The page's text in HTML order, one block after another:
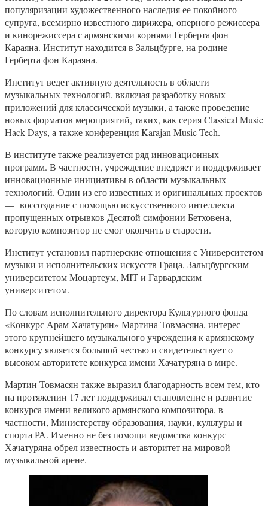
популяризации художественного наследия ее покойного
супруга, всемирно известного дирижера, оперного режиссера
и кинорежиссера с армянскими корнями Герберта фон
Караяна. Институт находится в Зальцбурге, на родине
Герберта фон Караяна.
Институт ведет активную деятельность в области
музыкальных технологий, включая разработку новых
приложений для классической музыки, а также проведение
новых форматов мероприятий, таких, как серия Classical Music
Hack Days, а также конференция Karajan Music Tech.
В институте также реализуется ряд инновационных
программ. В частности, учреждение внедряет и поддерживает
инновационные инициативы в области музыкальных
технологий. Один из его известных и оригинальных проектов
— воссоздание с помощью искусственного интеллекта
пропущенных отрывков Десятой симфонии Бетховена,
которую композитор не смог окончить в старости.
Институт установил партнерские отношения с Университетом
музыки и исполнительских искусств Граца, Зальцбургским
университетом Моцартеум, MIT и Гарвардским
университетом.
По словам исполнительного директора Культурного фонда
«Конкурс Арам Хачатурян» Мартина Товмасяна, интерес
этого крупнейшего музыкального учреждения к армянскому
конкурсу является большой честью и свидетельствует о
высоком авторитете конкурса имени Хачатуряна в мире.
Мартин Товмасян также выразил благодарность всем тем, кто
на протяжении 17 лет поддерживал становление и развитие
конкурса имени великого армянского композитора, в
частности, Министерству образования, науки, культуры и
спорта РА. Именно не без помощи ведомства конкурс
Хачатуряна обрел известность и авторитет на мировой
музыкальной арене.